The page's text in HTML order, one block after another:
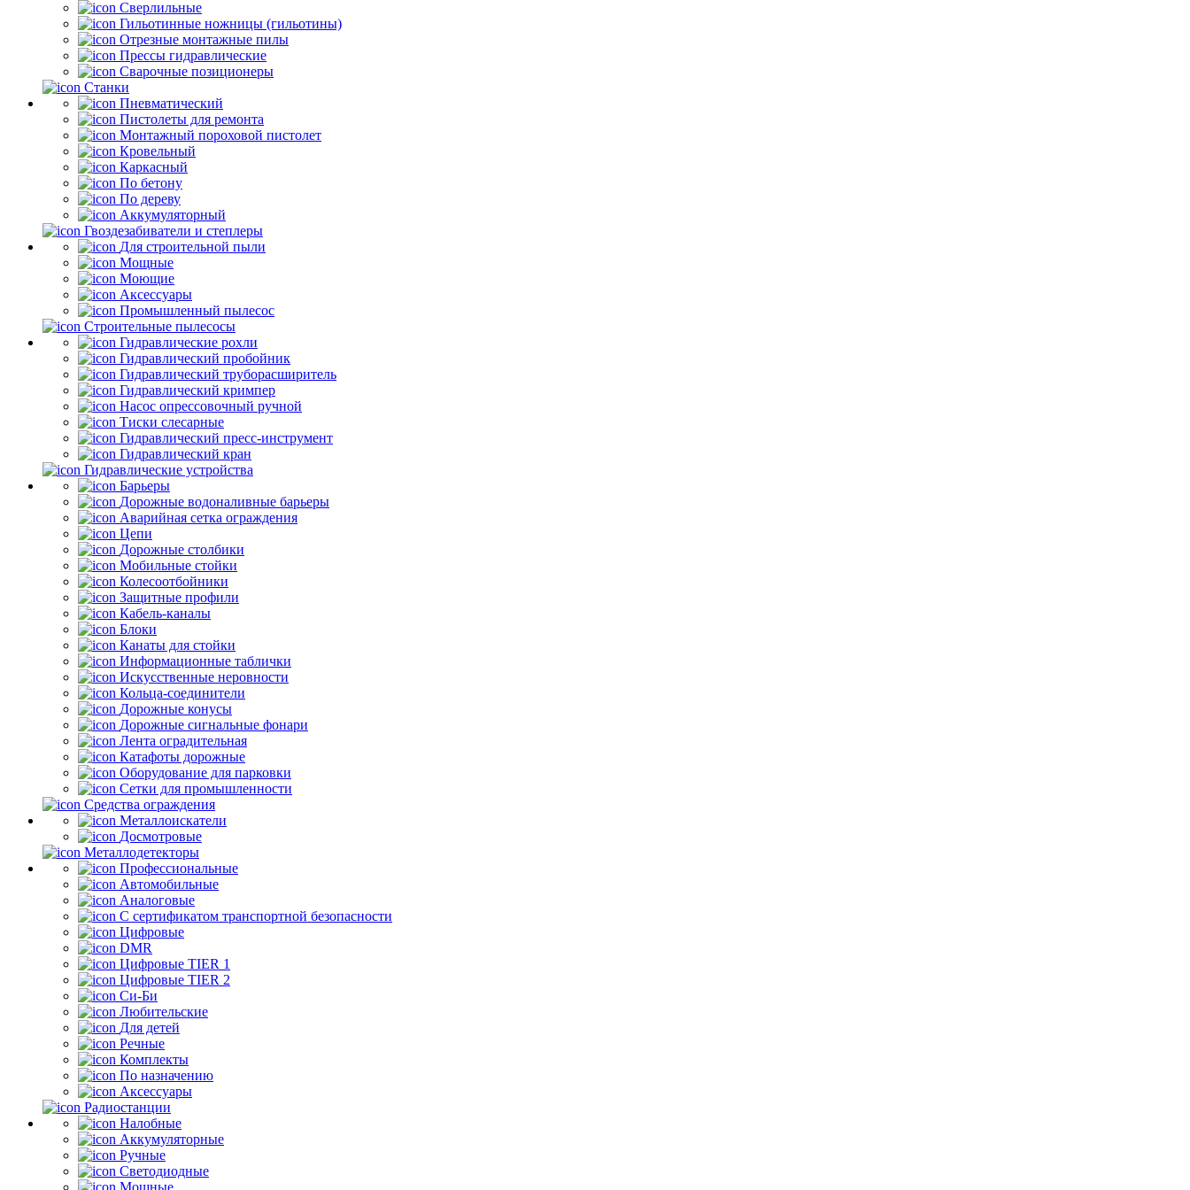
Сверлильные
Гильотинные ножницы (гильотины)
Отрезные монтажные пилы
Прессы гидравлические
Сварочные позиционеры
Станки
Пневматический
Пистолеты для ремонта
Монтажный пороховой пистолет
Кровельный
Каркасный
По бетону
По дереву
Аккумуляторный
Гвоздезабиватели и степлеры
Для строительной пыли
Мощные
Моющие
Аксессуары
Промышленный пылесос
Строительные пылесосы
Гидравлические рохли
Гидравлический пробойник
Гидравлический труборасширитель
Гидравлический кримпер
Насос опрессовочный ручной
Тиски слесарные
Гидравлический пресс-инструмент
Гидравлический кран
Гидравлические устройства
Барьеры
Дорожные водоналивные барьеры
Аварийная сетка ограждения
Цепи
Дорожные столбики
Мобильные стойки
Колесоотбойники
Защитные профили
Кабель-каналы
Блоки
Канаты для стойки
Информационные таблички
Искусственные неровности
Кольца-соединители
Дорожные конусы
Дорожные сигнальные фонари
Лента оградительная
Катафоты дорожные
Оборудование для парковки
Сетки для промышленности
Средства ограждения
Металлоискатели
Досмотровые
Металлодетекторы
Профессиональные
Автомобильные
Аналоговые
С сертификатом транспортной безопасности
Цифровые
DMR
Цифровые TIER 1
Цифровые TIER 2
Си-Би
Любительские
Для детей
Речные
Комплекты
По назначению
Аксессуары
Радиостанции
Налобные
Аккумуляторные
Ручные
Светодиодные
Мощные